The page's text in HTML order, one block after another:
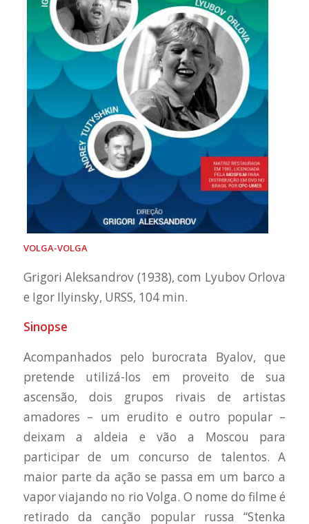
VOLGA-VOLGA
Grigori Aleksandrov (1938), com Lyubov Orlova
e Igor Ilyinsky, URSS, 104 min.
Sinopse
Acompanhados pelo burocrata Byalov, que
pretende utilizá-los em proveito de sua
ascensão, dois grupos rivais de artistas
amadores – um erudito e outro popular –
deixam a aldeia e vão a Moscou para
participar de um concurso de talentos. A
maior parte da ação se passa em um barco a
vapor viajando no rio Volga. O nome do filme é
retirado da canção popular russa “Stenka